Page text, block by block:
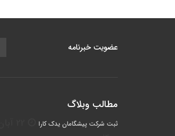
عضویت خبرنامه
مطالب وبلاگ
ثبت شرکت پیشگامان یدک کارا